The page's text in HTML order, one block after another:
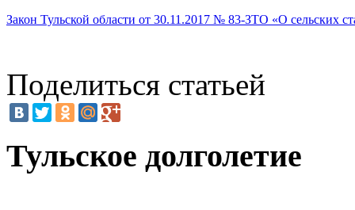
Закон Тульской области от 30.11.2017 № 83-ЗТО «О сельских
Поделиться статьей
Тульское долголетие